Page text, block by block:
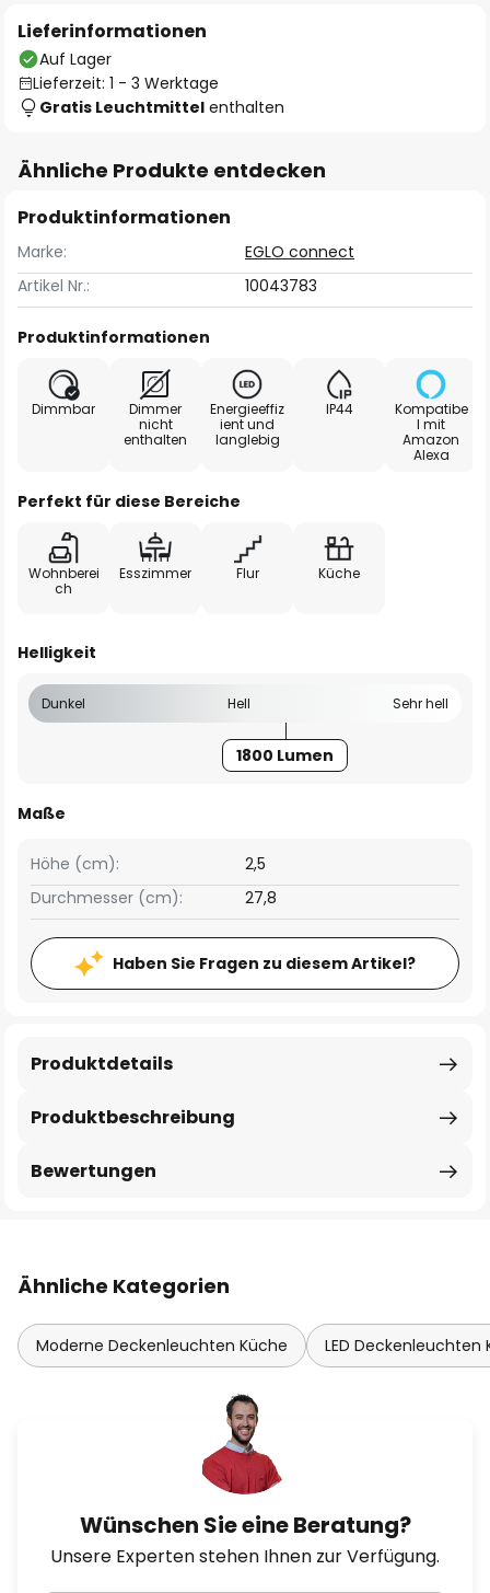
Lieferinformationen
Auf Lager
Lieferzeit: 1 - 3 Werktage
Gratis Leuchtmittel enthalten
Ähnliche Produkte entdecken
Produktinformationen
Marke:
EGLO connect
Artikel Nr.:
10043783
Produktinformationen
Dimmbar
Dimmer
nicht
enthalten
Energieeffiz
ient und
langlebig
IP44
Kompatibe
l mit
Amazon
Alexa
Perfekt für diese Bereiche
Wohnberei
ch
Esszimmer Flur Küche
Helligkeit
Dunkel Hell Sehr hell
1800 Lumen
Maße
Höhe (cm):
2,5
Durchmesser (cm):
27,8
Haben Sie Fragen zu diesem Artikel?
Produktbeschreibung
Produktdetails
Bewertungen
Ähnliche Kategorien
Moderne Deckenleuchten Küche LED Deckenleuchten
Wünschen Sie eine Beratung?
Unsere Experten stehen Ihnen zur Verfügung.